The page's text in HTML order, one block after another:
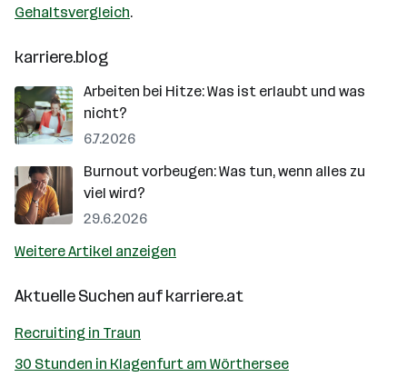
Gehaltsvergleich.
karriere.blog
Arbeiten bei Hitze: Was ist erlaubt und was
nicht?
6.7.2026
Burnout vorbeugen: Was tun, wenn alles zu
viel wird?
29.6.2026
Weitere Artikel anzeigen
Aktuelle Suchen aufkarriere.at
Recruiting in Traun
30 Stunden in Klagenfurt am Wörthersee